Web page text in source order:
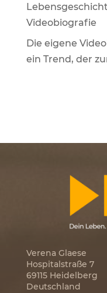
Videobiografie
Die eigene
ein Trend, der
Verena Glaese
Hospitalstraße 7
69115 Heidelberg
Deutschland